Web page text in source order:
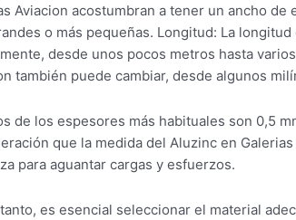
Aviacion acostumbran a tener un ancho
o más pequeñas. Longitud: La
desde unos pocos metros hasta
también puede cambiar, desde algunos
de los espesores más habituales son 0,5
que la medida del Aluzinc en
para aguantar cargas y esfuerzos.
es esencial seleccionar el material